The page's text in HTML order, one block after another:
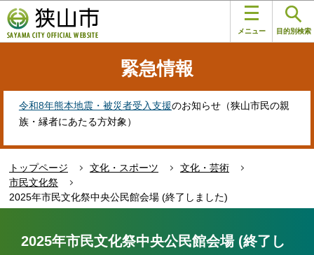
の
ペ
す
メニュー 目的別検索
緊急情報
令和8年熊本地震・被災者受入支援のお知らせ（狭山市民の親
族・縁者にあたる方対象）
トップページ 文化・スポーツ
文化・芸術
市民文化祭
2025年市民文化祭中央公民館会場 (終了しました)
2025年市民文化祭中央公民館会場 (終了し